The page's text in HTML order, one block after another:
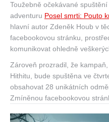
Profil
Katalog
Toužebně očekávané
adventuru Posel smrti: Pouto
hlavní autor Zdeněk Houb v
facebookovou stránku,
komunikovat ohledně
Zároveň prozradil, že
Hithitu, bude spuštěna ve
obsahovat 28 unikátních
Zmíněnou facebookovou